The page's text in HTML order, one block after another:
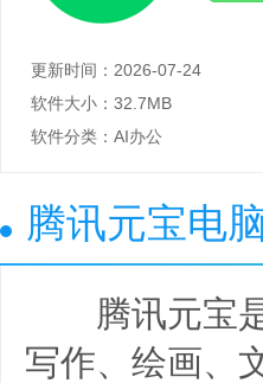
更新时间： 2026-07-24
软件大小： 32.7MB
软件分类： AI办公
腾讯元宝电
腾讯元宝是
写作、绘画、